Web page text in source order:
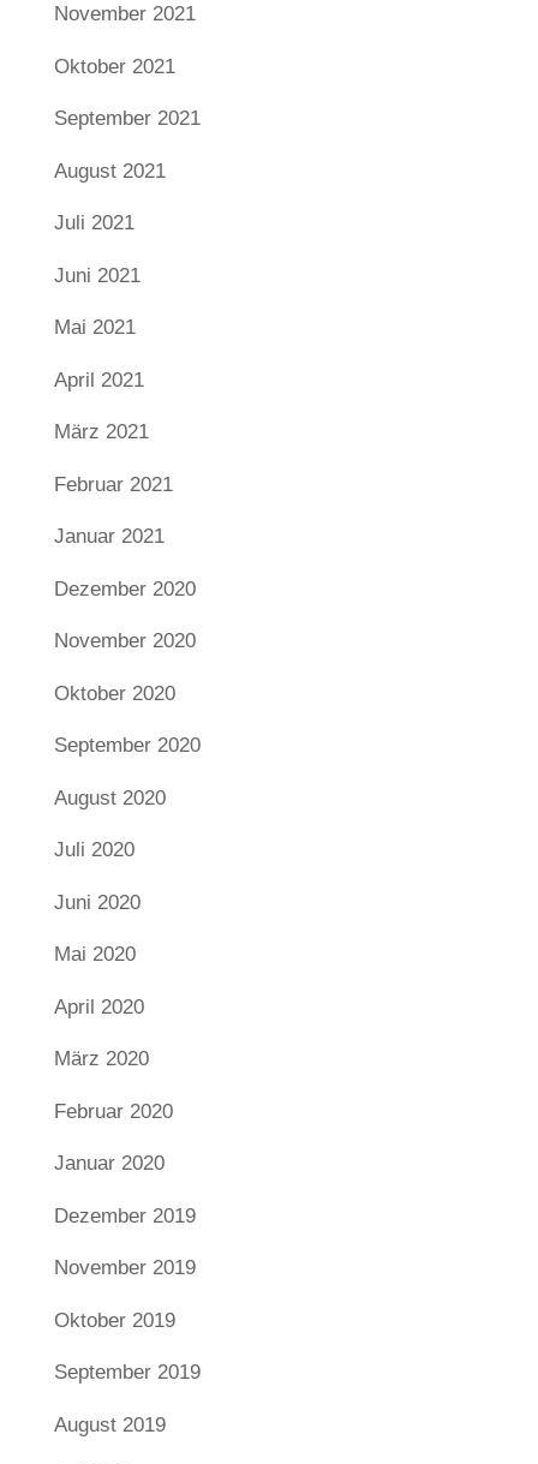
November 2021
Oktober 2021
September 2021
August 2021
Juli 2021
Juni 2021
Mai 2021
April 2021
März 2021
Februar 2021
Januar 2021
Dezember 2020
November 2020
Oktober 2020
September 2020
August 2020
Juli 2020
Juni 2020
Mai 2020
April 2020
März 2020
Februar 2020
Januar 2020
Dezember 2019
November 2019
Oktober 2019
September 2019
August 2019